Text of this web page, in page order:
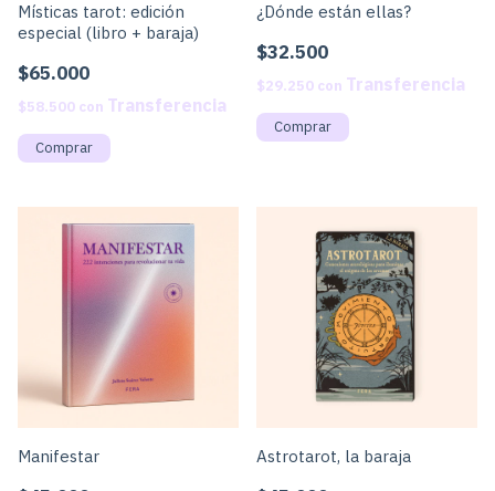
Místicas tarot: edición
especial (libro + baraja)
$65.000
$58.500 con
¿Dónde están ellas?
$32.500
$29.250 con
Manifestar Astrotarot, la baraja